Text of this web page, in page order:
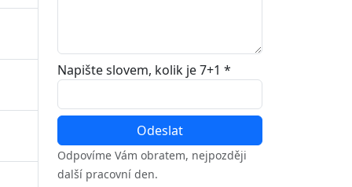
Napište slovem, kolik je 7+1 *
Odpovíme Vám obratem, nejpozději
další pracovní den.